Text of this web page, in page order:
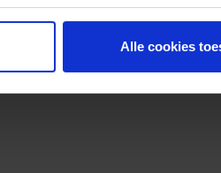
Alle cookies
Deel dit